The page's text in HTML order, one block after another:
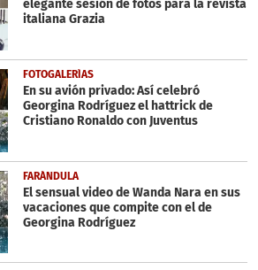
elegante sesión de fotos para la revista
italiana Grazia
FOTOGALERÍAS
En su avión privado: Así celebró
Georgina Rodríguez el hattrick de
Cristiano Ronaldo con Juventus
FARÁNDULA
El sensual video de Wanda Nara en sus
vacaciones que compite con el de
Georgina Rodríguez